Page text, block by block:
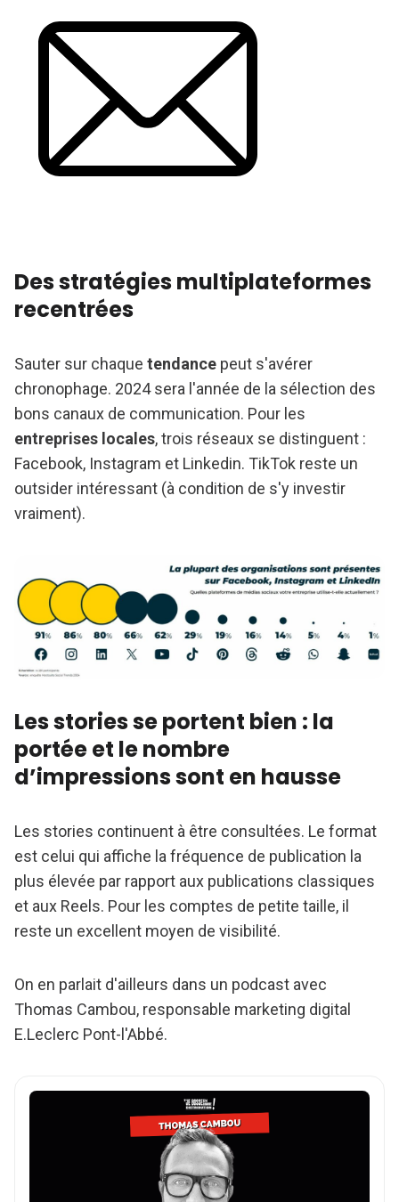
Des stratégies multiplateformes
recentrées
Sauter sur chaque tendance peut s'avérer
chronophage. 2024 sera l'année de la sélection des
bons canaux de communication. Pour les
entreprises locales, trois réseaux se distinguent :
Facebook, Instagram et Linkedin. TikTok reste un
outsider intéressant (à condition de s'y investir
vraiment).
Les stories se portent bien : la
portée et le nombre
d’impressions sont en hausse
Les stories continuent à être consultées. Le format
est celui qui affiche la fréquence de publication la
plus élevée par rapport aux publications classiques
et aux Reels. Pour les comptes de petite taille, il
reste un excellent moyen de visibilité.
On en parlait d'ailleurs dans un podcast avec
Thomas Cambou, responsable marketing digital
E.Leclerc Pont-l'Abbé.